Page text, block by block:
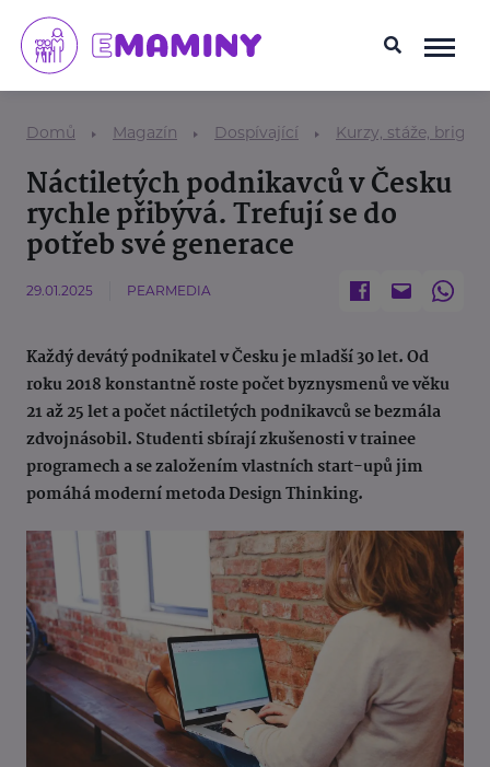
Domů Magazín Dospívající Kurzy, stáže,
Náctiletých podnikavců v Česku
rychle přibývá. Trefují se do
potřeb své generace
29.01.2025 PEARMEDIA
Každý devátý podnikatel v Česku je mladší 30 let. Od
roku 2018 konstantně roste počet byznysmenů ve věku
21 až 25 let a počet náctiletých podnikavců se bezmála
zdvojnásobil. Studenti sbírají zkušenosti v trainee
programech a se založením vlastních start-upů jim
pomáhá moderní metoda Design Thinking.